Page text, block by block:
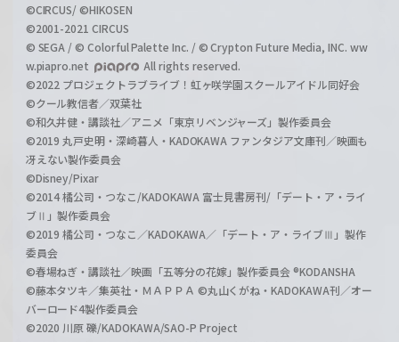
©CIRCUS/ ©HIKOSEN
©2001-2021 CIRCUS
© SEGA / © Colorful Palette Inc. / © Crypton Future Media, INC. ww
w.piapro.net
All rights reserved.
©2022 プロジェクトラブライブ！虹ヶ咲学園スクールアイドル同好会
©クール教信者／双葉社
©和久井健・講談社／アニメ「東京リベンジャーズ」製作委員会
©2019 丸戸史明・深崎暮人・KADOKAWA ファンタジア文庫刊／映画も
冴えない製作委員会
©Disney/Pixar
©2014 橘公司・つなこ/KADOKAWA 富士見書房刊/「デート・ア・ライ
ブⅡ」製作委員会
©2019 橘公司・つなこ／KADOKAWA／「デート・ア・ライブⅢ」製作
委員会
©春場ねぎ・講談社／映画「五等分の花嫁」製作委員会 ®KODANSHA
©藤本タツキ／集英社・ＭＡＰＰＡ ©丸山くがね・KADOKAWA刊／オー
バーロード4製作委員会
©2020 川原 礫/KADOKAWA/SAO-P Project